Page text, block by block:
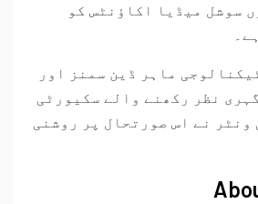
سوشل میڈیا اکاؤنٹس کو
ماہر ڈین سمنز اور
نظر رکھنے والے سکیورٹی
ونٹر نے اس صورتحال پر روشنی